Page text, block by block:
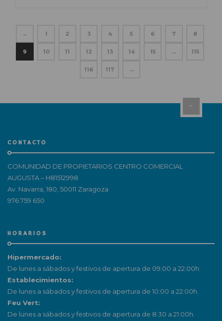
← 1 2 3 4 5 6 7 8
9 10 11 12 13 14 15 … 115
116 117 →
CONTACTO
COMUNIDAD DE PROPIETARIOS CENTRO COMERCIAL
AUGUSTA – H81512998
Av. Navarra, 180, 50011 Zaragoza
976 759 650
HORARIOS
Hipermercado:
De lunes a sábados y festivos de apertura de 09:00 a 22:00h.
Establecimientos:
De lunes a sábados y festivos de apertura de 10:00 a 22:00h.
Feu Vert:
De lunes a sábados y festivos de apertura de 8:30 a 21:00h.